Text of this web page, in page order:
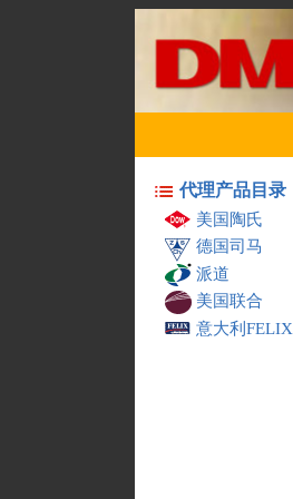
代理产品目录
美国陶氏
德国司马
派道
美国联合
意大利FELIX